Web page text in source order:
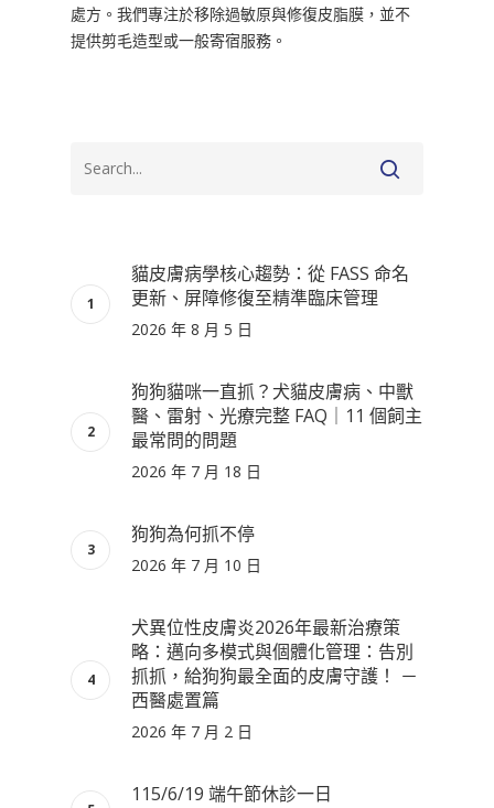
處方。我們專注於移除過敏原與修復皮脂膜，並不
提供剪毛造型或一般寄宿服務。
貓皮膚病學核心趨勢：從 FASS 命名
更新、屏障修復至精準臨床管理
2026 年 8 月 5 日
狗狗貓咪一直抓？犬貓皮膚病、中獸
醫、雷射、光療完整 FAQ｜11 個飼主
最常問的問題
2026 年 7 月 18 日
狗狗為何抓不停
2026 年 7 月 10 日
犬異位性皮膚炎2026年最新治療策
略：邁向多模式與個體化管理：告別
抓抓，給狗狗最全面的皮膚守護！ －
西醫處置篇
2026 年 7 月 2 日
115/6/19 端午節休診一日